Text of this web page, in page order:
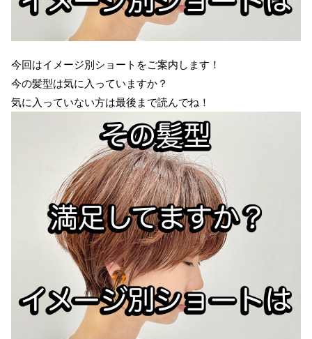
今回はイメージ別ショートをご案内します！
今の髪型は気に入っていますか？
気に入っていない方は最後まで読んでね！